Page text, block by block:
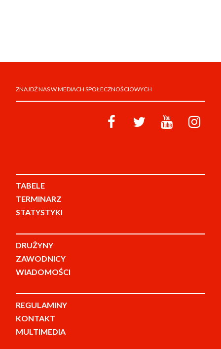
ZNAJDŹ NAS W MEDIACH SPOŁECZNOŚCIOWYCH
TABELE
TERMINARZ
STATYSTYKI
DRUŻYNY
ZAWODNICY
WIADOMOŚCI
REGULAMINY
KONTAKT
MULTIMEDIA